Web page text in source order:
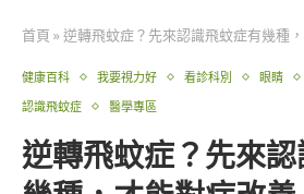
首頁 »逆轉飛蚊症？先來認識飛蚊症有幾種
健康百科 我要視力好 看診科別 眼睛
認識飛蚊症
醫學專區
逆轉飛蚊症？先來